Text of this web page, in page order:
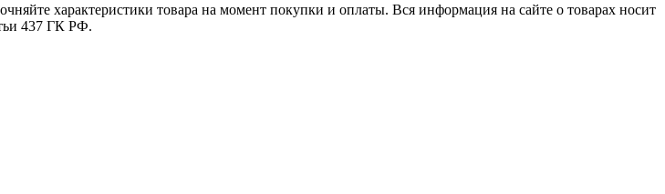
характеристики товара на момент покупки и оплаты. Вся информация на сайте о товарах носит
437 ГК РФ.